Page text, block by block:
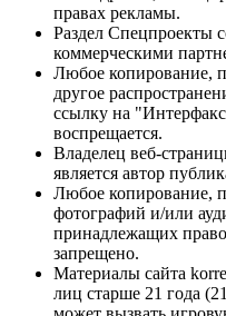
правах рекламы.
Раздел Спецпроекты
коммерческими
Любое копирование,
другое
ссылку на
воспрещается.
Владелец веб-
является автор
Любое копирование,
фотографий и/или
принадлежащих
запрещено.
Материалы сайта
лиц старше 21 года